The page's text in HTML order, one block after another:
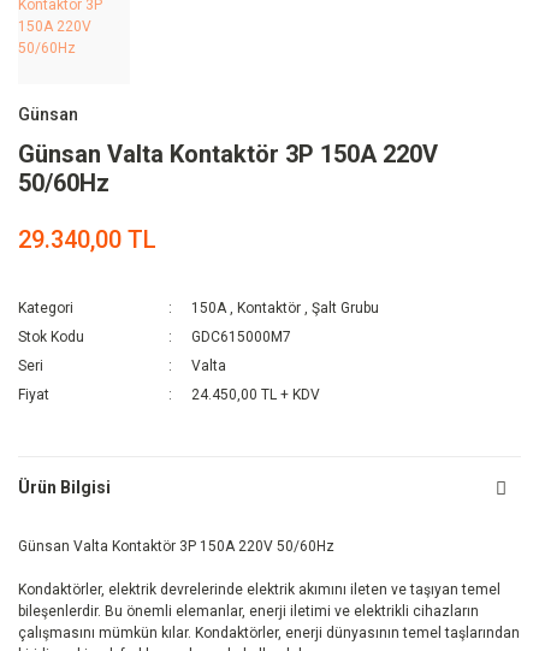
Günsan
Günsan Valta Kontaktör 3P 150A 220V
50/60Hz
29.340,00 TL
Kategori 150A , Kontaktör ,Şalt Grubu
Stok Kodu
GDC615000M7
Seri
Valta
Fiyat
24.450,00 TL + KDV
Ürün Bilgisi
Günsan Valta Kontaktör 3P 150A 220V 50/60Hz
Kondaktörler, elektrik devrelerinde elektrik akımını ileten ve taşıyan temel
bileşenlerdir. Bu önemli elemanlar, enerji iletimi ve elektrikli cihazların
çalışmasını mümkün kılar. Kondaktörler, enerji dünyasının temel taşlarından